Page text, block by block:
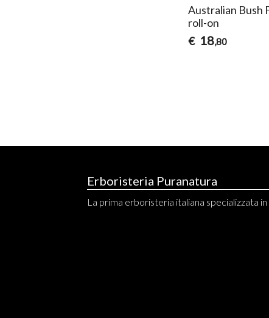
Australian Bush
roll-on
€ 18,80
Erboristeria Puranatura
La prima erboristeria italiana specializzata in